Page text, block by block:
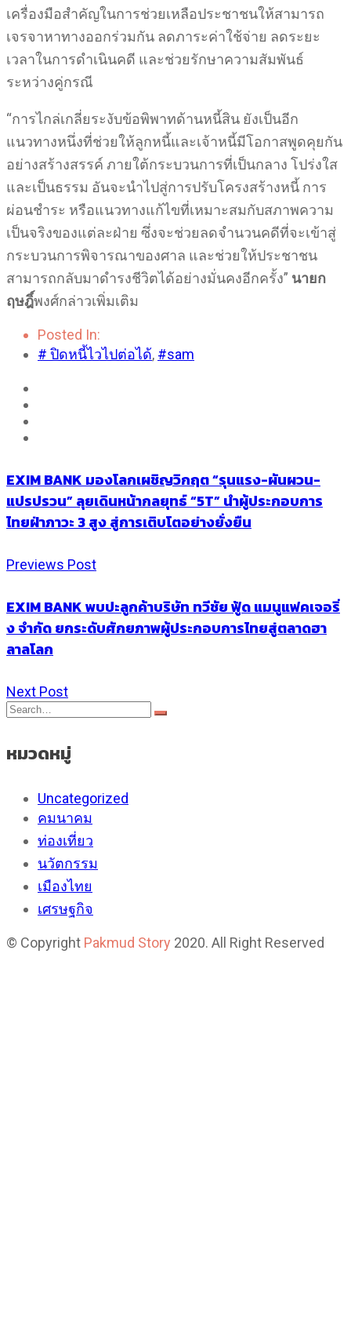
เครื่องมือสำคัญในการช่วยเหลือประชาชนให้สามารถ
เจรจาหาทางออกร่วมกัน ลดภาระค่าใช้จ่าย ลดระยะ
เวลาในการดำเนินคดี และช่วยรักษาความสัมพันธ์
ระหว่างคู่กรณี
“การไกล่เกลี่ยระงับข้อพิพาทด้านหนี้สิน ยังเป็นอีก
แนวทางหนึ่งที่ช่วยให้ลูกหนี้และเจ้าหนี้มีโอกาสพูดคุยกัน
อย่างสร้างสรรค์ ภายใต้กระบวนการที่เป็นกลาง โปร่งใส
และเป็นธรรม อันจะนำไปสู่การปรับโครงสร้างหนี้ การ
ผ่อนชำระ หรือแนวทางแก้ไขที่เหมาะสมกับสภาพความ
เป็นจริงของแต่ละฝ่าย ซึ่งจะช่วยลดจำนวนคดีที่จะเข้าสู่
กระบวนการพิจารณาของศาล และช่วยให้ประชาชน
สามารถกลับมาดำรงชีวิตได้อย่างมั่นคงอีกครั้ง” นายก
ฤษฎิ์พงศ์กล่าวเพิ่มเติม
Posted In:
# ปิดหนี้ไวไปต่อได้, #sam
EXIM BANK มองโลกเผชิญวิกฤต “รุนแรง-ผันผวน-
แปรปรวน” ลุยเดินหน้ากลยุทธ์ “5T” นำผู้ประกอบการ
ไทยฝ่าภาวะ 3 สูง สู่การเติบโตอย่างยั่งยืน
Previews Post
EXIM BANK พบปะลูกค้าบริษัท ทวีชัย ฟู้ด แมนูแฟคเจอริ่
ง จำกัด ยกระดับศักยภาพผู้ประกอบการไทยสู่ตลาดฮา
ลาลโลก
Next Post
หมวดหมู่
Uncategorized
คมนาคม
ท่องเที่ยว
นวัตกรรม
เมืองไทย
เศรษฐกิจ
© Copyright Pakmud Story 2020. All Right Reserved